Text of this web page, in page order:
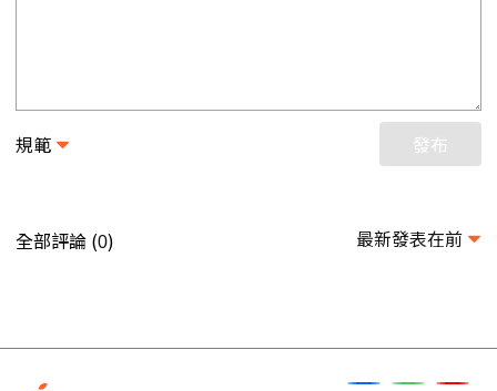
規範 發布
全部評論 (0) 最新發表在前